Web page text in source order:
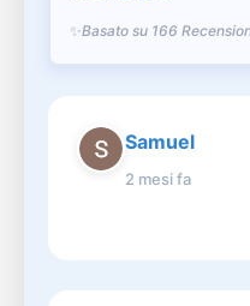
Basato su 166
Samuel
2 mesi fa